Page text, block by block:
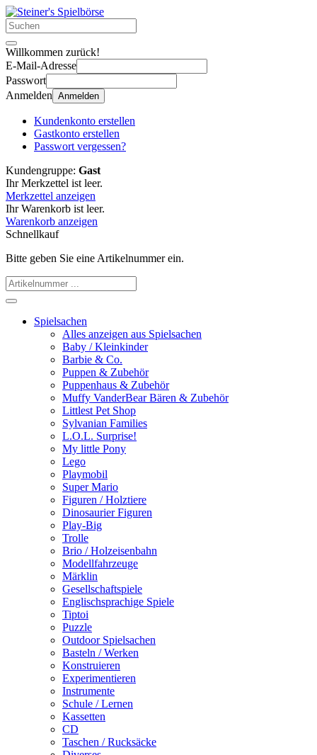
Willkommen zurück!
E-Mail-Adresse
Passwort
Anmelden Anmelden
Kundenkonto erstellen
Gastkonto erstellen
Passwort vergessen?
Kundengruppe: Gast
Ihr Merkzettel ist leer.
Merkzettel anzeigen
Ihr Warenkorb ist leer.
Warenkorb anzeigen
Schnellkauf
Bitte geben Sie eine Artikelnummer ein.
Spielsachen
Alles anzeigen aus Spielsachen
Baby / Kleinkinder
Barbie & Co.
Puppen & Zubehör
Puppenhaus & Zubehör
Muffy VanderBear Bären & Zubehör
Littlest Pet Shop
Sylvanian Families
L.O.L. Surprise!
My little Pony
Lego
Playmobil
Super Mario
Figuren / Holztiere
Dinosaurier Figuren
Play-Big
Trolle
Brio / Holzeisenbahn
Modellfahrzeuge
Märklin
Gesellschaftspiele
Englischsprachige Spiele
Tiptoi
Puzzle
Outdoor Spielsachen
Basteln / Werken
Konstruieren
Experimentieren
Instrumente
Schule / Lernen
Kassetten
CD
Taschen / Rucksäcke